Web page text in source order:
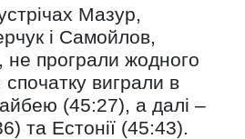
Мазур,
і Самойлов,
не програли жодного
виграли в
(45:27), а далі –
та Естонії (45:43).